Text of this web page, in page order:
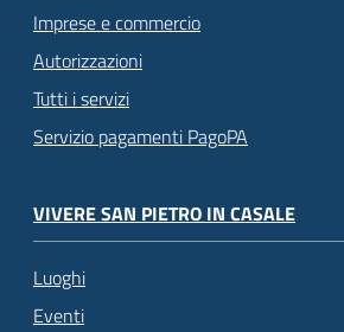
Imprese e commercio
Autorizzazioni
Tutti i servizi
Servizio pagamenti PagoPA
VIVERE SAN PIETRO IN CASALE
Luoghi
Eventi